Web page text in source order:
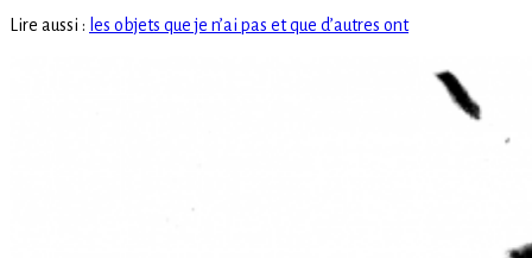
Lire aussi : les objets que je n’ai pas et que d’autres ont